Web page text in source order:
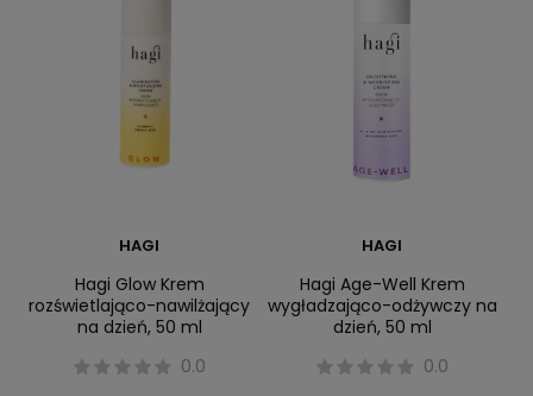
HAGI
Hagi Glow Krem
rozświetlająco-nawilżający
na dzień, 50 ml
0.0
HAGI
Hagi Age-Well Krem
wygładzająco-odżywczy na
dzień, 50 ml
0.0